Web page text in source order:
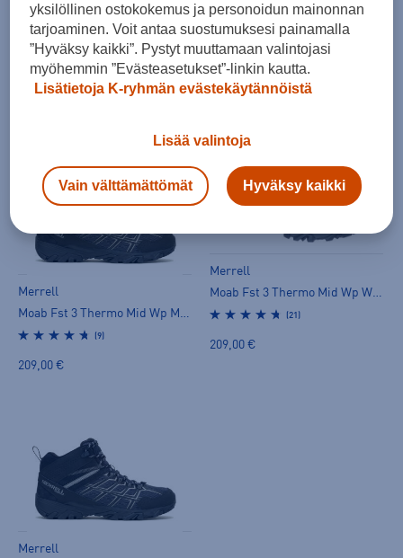
Merrell
Moab Speed Mid Thermo Waterproof Spike - nastakengät
Merrell
(9)
209,00 €
Merrell
Moab Fst 3 Thermo Mid Wp M - pitopohjakengät
(9)
209,00 €
Merrell
Moab Fst 3 Thermo Mid Wp W - pitopohjakengät
(21)
209,00 €
Merrell
yksilöllinen ostokokemus ja personoidun mainonnan
tarjoaminen. Voit antaa suostumuksesi painamalla
”Hyväksy kaikki”. Pystyt muuttamaan valintojasi
myöhemmin ”Evästeasetukset”-linkin kautta.
Lisätietoja K-ryhmän evästekäytännöistä
Lisää valintoja
Vain välttämättömät Hyväksy kaikki